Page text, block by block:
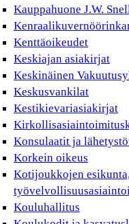
Kauppahuone J.W.
Kenttäoikeudet
Keskiajan asiakirjat
Keskinäinen
Keskusvankilat
Kestikievariasiakirjat
Konsulaatit ja
Korkein oikeus
Kotijoukkojen
Kouluhallitus